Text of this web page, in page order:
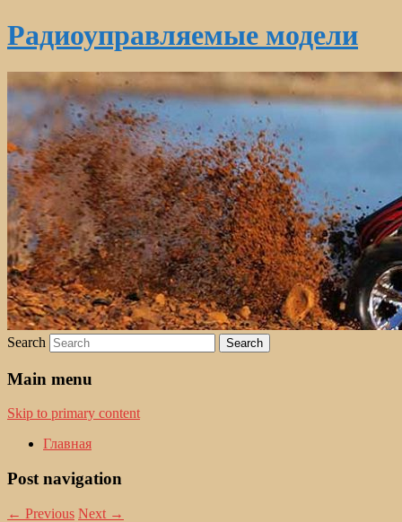
Радиоуправляемые модели
Search
Main menu
Skip to primary content
Главная
Post navigation
← Previous Next →